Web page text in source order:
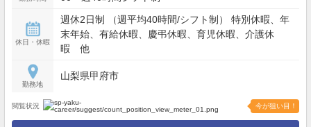
休日・休暇
週休2日制 （週平均40時間/シフト制） 特別休暇、年
末年始、有給休暇、慶弔休暇、育児休暇、介護休
暇 他
勤務地
山梨県甲府市
閲覧状況 今が狙い目！